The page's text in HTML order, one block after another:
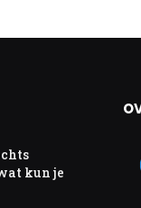
kun je